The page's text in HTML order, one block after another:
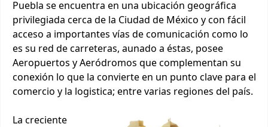
Puebla se encuentra en una ubicación geográfica
privilegiada cerca de la Ciudad de México y con fácil
acceso a importantes vías de comunicación como lo
es su red de carreteras, aunado a éstas, posee
Aeropuertos y Aeródromos que complementan su
conexión lo que la convierte en un punto clave para el
comercio y la logistica; entre varias regiones del país.
La creciente